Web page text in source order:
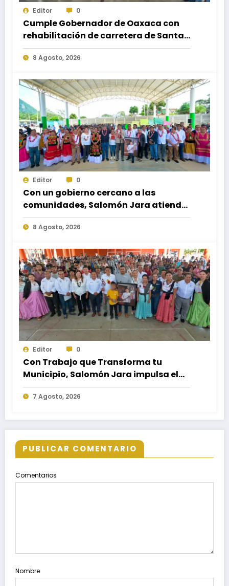
Editor 0
Cumple Gobernador de Oaxaca con
rehabilitación de carretera de Santa
María Ecatepec
8 Agosto, 2026
Editor 0
Con un gobierno cercano a las
comunidades, Salomón Jara atiende
necesidades apremiantes de San
Miguel Tenango
8 Agosto, 2026
Editor 0
Con Trabajo que Transforma tu
Municipio, Salomón Jara impulsa el
desarrollo de Santiago Minas
7 Agosto, 2026
PUBLICAR COMENTARIO
Comentarios
Nombre